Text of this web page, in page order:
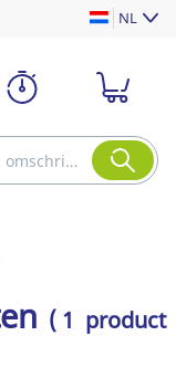
NL
( 1 product